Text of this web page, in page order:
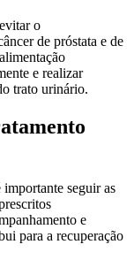
o
de próstata e de
e realizar
trato urinário.
seguir as
e
para a recuperação